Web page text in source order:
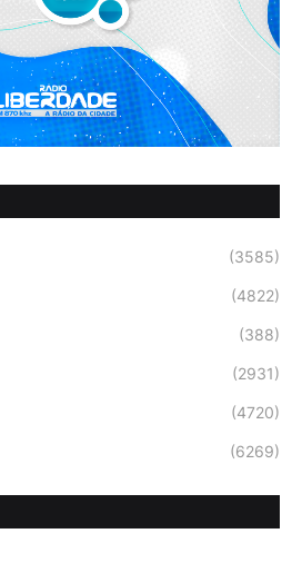
(3585)
(4822)
(388)
(2931)
(4720)
(6269)